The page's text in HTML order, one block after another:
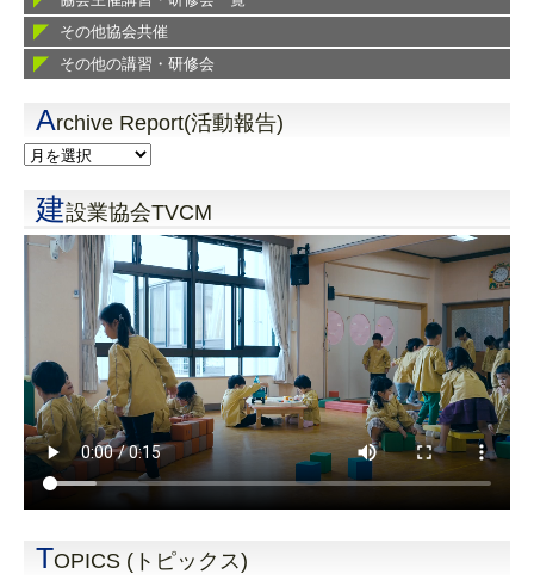
その他協会共催
その他の講習・研修会
Archive Report(活動報告)
建設業協会TVCM
TOPICS (トピックス)